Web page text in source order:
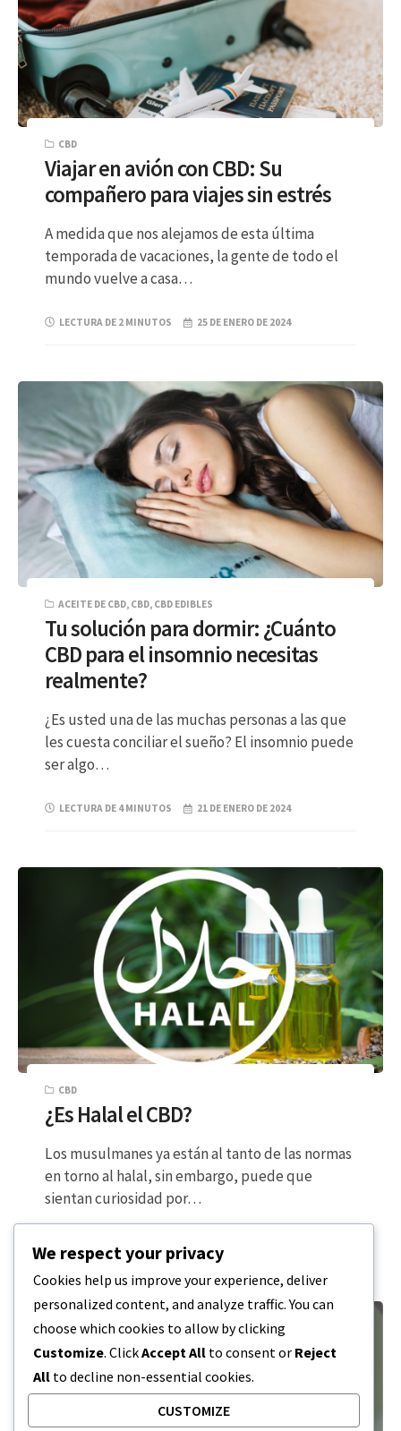
CBD
Viajar en avión con CBD: Su
compañero para viajes sin estrés
A medida que nos alejamos de esta última
temporada de vacaciones, la gente de todo el
mundo vuelve a casa…
LECTURA DE 2 MINUTOS 25 DE ENERO DE 2024
ACEITE DE CBD, CBD, CBD EDIBLES
Tu solución para dormir: ¿Cuánto
CBD para el insomnio necesitas
realmente?
¿Es usted una de las muchas personas a las que
les cuesta conciliar el sueño? El insomnio puede
ser algo…
LECTURA DE 4 MINUTOS 21 DE ENERO DE 2024
CBD
¿Es Halal el CBD?
Los musulmanes ya están al tanto de las normas
en torno al halal, sin embargo, puede que
sientan curiosidad por…
We respect your privacy
Cookies help us improve your experience, deliver
personalized content, and analyze traffic. You can
choose which cookies to allow by clicking
Customize. ClickAccept All to consent or Reject
All to decline non-essential cookies.
CUSTOMIZE